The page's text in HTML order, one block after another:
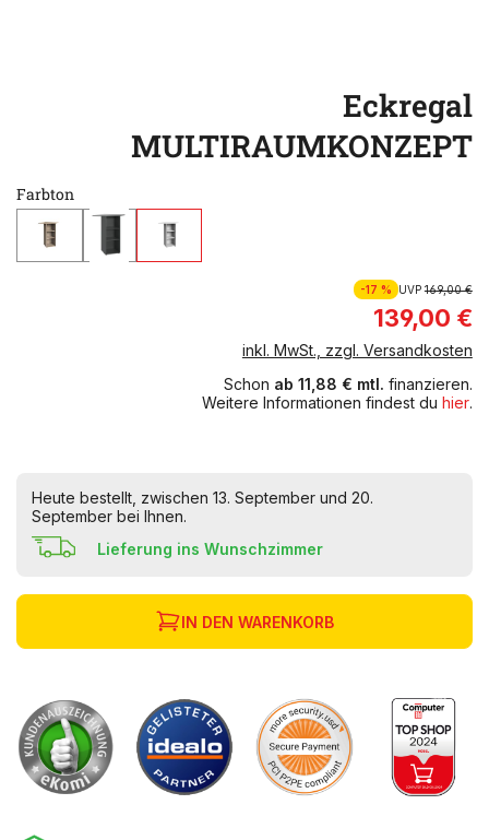
Eckregal
MULTIRAUMKONZEPT
Farbton
-17 % UVP169,00 €
139,00 €
inkl. MwSt., zzgl. Versandkosten
Schon ab 11,88 € mtl. finanzieren.
Weitere Informationen findest du hier.
Heute bestellt, zwischen 13. September und 20.
September bei Ihnen.
Lieferung ins Wunschzimmer
IN DEN WARENKORB